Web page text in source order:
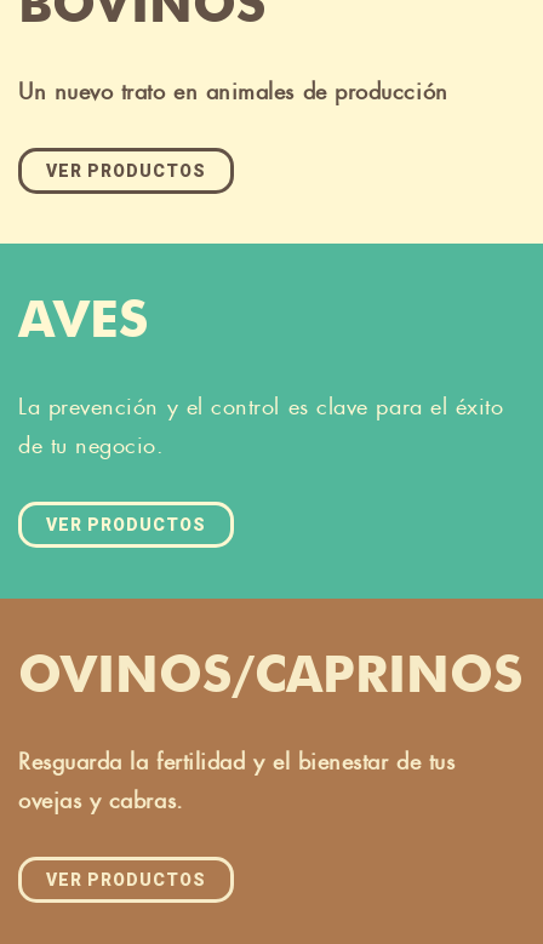
Un nuevo trato en animales de producción
VER PRODUCTOS
AVES
La prevención y el control es clave para el éxito
de tu negocio.
VER PRODUCTOS
OVINOS/CAPRINOS
Resguarda la fertilidad y el bienestar de tus
ovejas y cabras.
VER PRODUCTOS